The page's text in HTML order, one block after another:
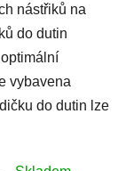
nástřiků na
do dutin
vybavena
do dutin lze